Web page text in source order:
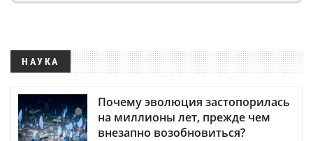
НАУКА
Почему эволюция застопорилась
на миллионы лет, прежде чем
внезапно возобновиться?